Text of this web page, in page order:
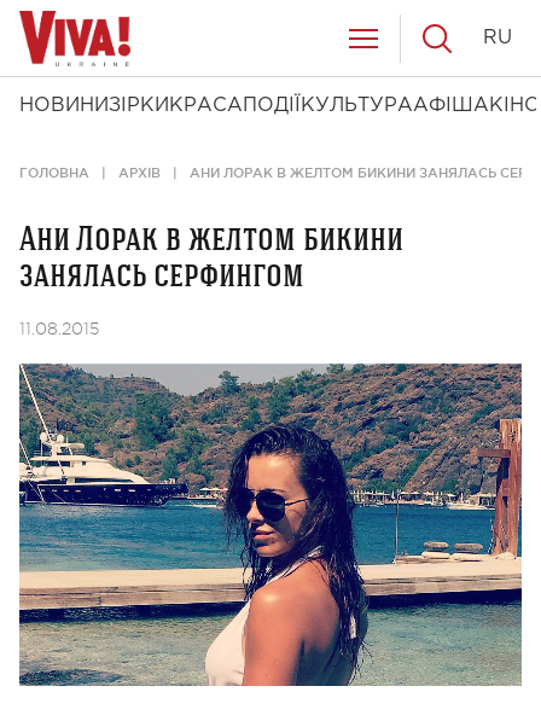
НОВИНИ ЗІРКИ КРАСА ПОДІЇ КУЛЬТУРААФІША КІНО
RU
ГОЛОВНА АРХІВ АНИ ЛОРАК В ЖЕЛТОМ БИКИНИ ЗАНЯЛАСЬ
Ани Лорак в желтом бикини
занялась серфингом
11.08.2015